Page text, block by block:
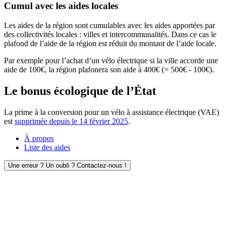
Cumul avec les aides locales
Les aides de la région sont cumulables avec les aides apportées par
des collectivités locales : villes et intercommunalités. Dans ce cas le
plafond de l’aide de la région est réduit du montant de l’aide locale.
Par exemple pour l’achat d’un vélo électrique si la ville accorde une
aide de 100€, la région plafonera son aide à 400€ (= 500€ - 100€).
Le bonus écologique de l’État
La prime à la conversion pour un vélo à assistance électrique (VAE)
est supprimée depuis le 14 février 2025.
À propos
Liste des aides
Une erreur ? Un oubli ? Contactez-nous !